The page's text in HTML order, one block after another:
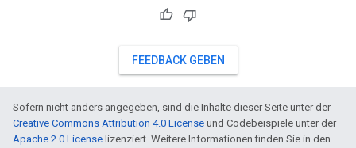
FEEDBACK GEBEN
Sofern nicht anders angegeben, sind die Inhalte dieser Seite unter der
Creative Commons Attribution 4.0 License und Codebeispiele unter der
Apache 2.0 License lizenziert. Weitere Informationen finden Sie in den